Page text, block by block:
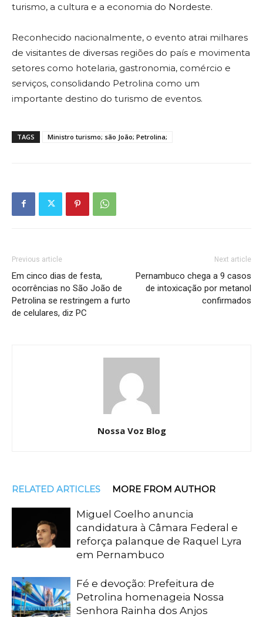
turismo, a cultura e a economia do Nordeste.
Reconhecido nacionalmente, o evento atrai milhares
de visitantes de diversas regiões do país e movimenta
setores como hotelaria, gastronomia, comércio e
serviços, consolidando Petrolina como um
importante destino do turismo de eventos.
TAGS Ministro turismo; são João; Petrolina;
Previous article
Em cinco dias de festa,
ocorrências no São João de
Petrolina se restringem a furto
de celulares, diz PC
Next article
Pernambuco chega a 9 casos
de intoxicação por metanol
confirmados
Nossa Voz Blog
RELATED ARTICLES MORE FROM AUTHOR
Miguel Coelho anuncia
candidatura à Câmara Federal e
reforça palanque de Raquel Lyra
em Pernambuco
Fé e devoção: Prefeitura de
Petrolina homenageia Nossa
Senhora Rainha dos Anjos